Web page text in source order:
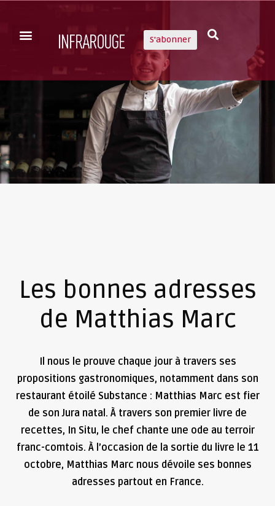
S'abonner
Les bonnes adresses
de Matthias Marc
Il nous le prouve chaque jour à travers ses
propositions gastronomiques, notamment dans son
restaurant étoilé Substance : Matthias Marc est fier
de son Jura natal. À travers son premier livre de
recettes, In Situ, le chef chante une ode au terroir
franc-comtois. À l’occasion de la sortie du livre le 11
octobre, Matthias Marc nous dévoile ses bonnes
adresses partout en France.